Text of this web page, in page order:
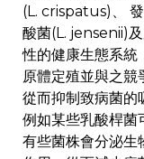
(L. crispatus)、
酸菌(L. jensenii)
性的健康生態系統
原體定殖並與之競
從而抑制致病菌的
例如某些乳酸桿菌
有些菌株會分泌生